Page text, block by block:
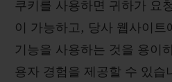
쿠키를 사용하면 귀하가 요
이 가능하고, 당사 웹사이트
기능을 사용하는 것을 용이
용자 경험을 제공할 수 있습